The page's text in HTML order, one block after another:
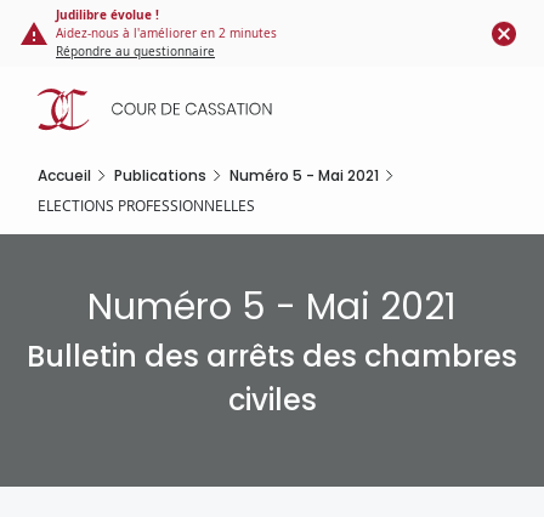
Panneau de gestion des cookies
contenu
principal
Judilibre évolue !
Aidez-nous à l'améliorer en 2 minutes
Répondre au questionnaire
Accueil Publications Numéro 5 - Mai 2021
ELECTIONS PROFESSIONNELLES
Numéro 5 - Mai 2021
Bulletin des arrêts des chambres
civiles